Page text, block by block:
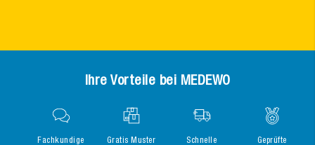
Ihre Vorteile bei MEDEWO
Fachkundige Gratis Muster Schnelle Geprüfte